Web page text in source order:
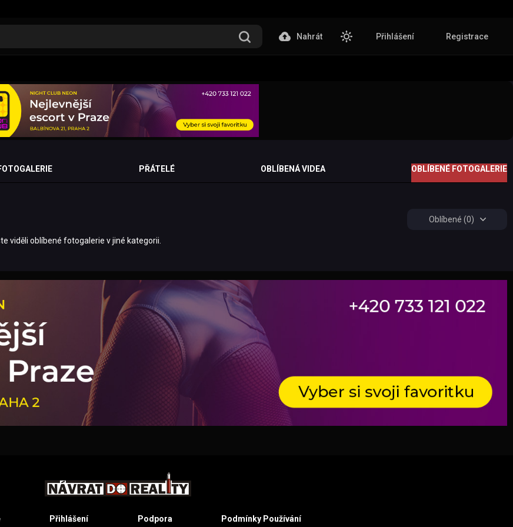
Nahrát Přihlášení Registrace
PŘÁTELÉ OBLÍBENÁ VIDEA OBLÍBENÉ FOTOGALERIE
Oblíbené (0)
viděli oblíbené fotogalerie v jiné kategorii.
Přihlášení Podpora Podmínky Používání